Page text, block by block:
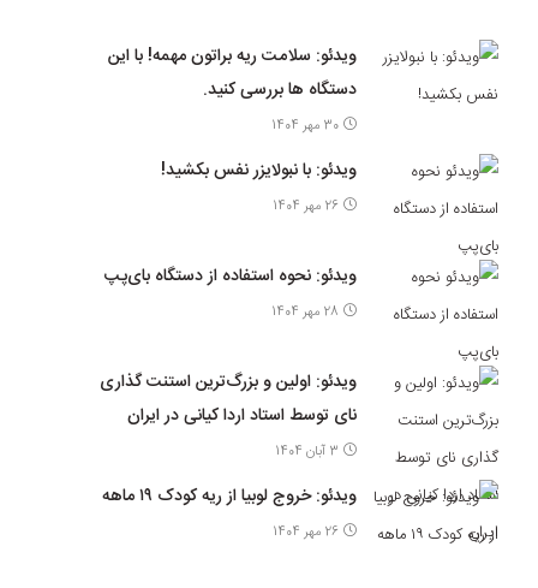
ویدئو: سلامت ریه براتون مهمه! با این
دستگاه ها بررسی کنید.
30 مهر 1404
ویدئو: با نبولایزر نفس بکشید!
26 مهر 1404
ویدئو: نحوه استفاده از دستگاه بای‌پپ
28 مهر 1404
ویدئو: اولین و بزرگ‌ترین استنت گذاری
نای توسط استاد اردا کیانی در ایران
3 آبان 1404
ویدئو: خروج لوبیا از ریه کودک ۱۹ ماهه
26 مهر 1404